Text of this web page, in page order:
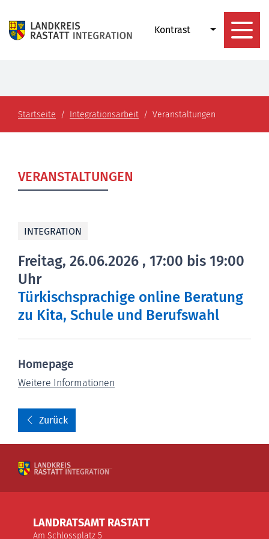
Kontrast
Startseite Integrationsarbeit Veranstaltungen
VERANSTALTUNGEN
INTEGRATION
Freitag, 26.06.2026 , 17:00 bis 19:00
Uhr
Türkischsprachige online Beratung
zu Kita, Schule und Berufswahl
Homepage
Weitere Informationen
Zurück
LANDRATSAMT RASTATT
Am Schlossplatz 5